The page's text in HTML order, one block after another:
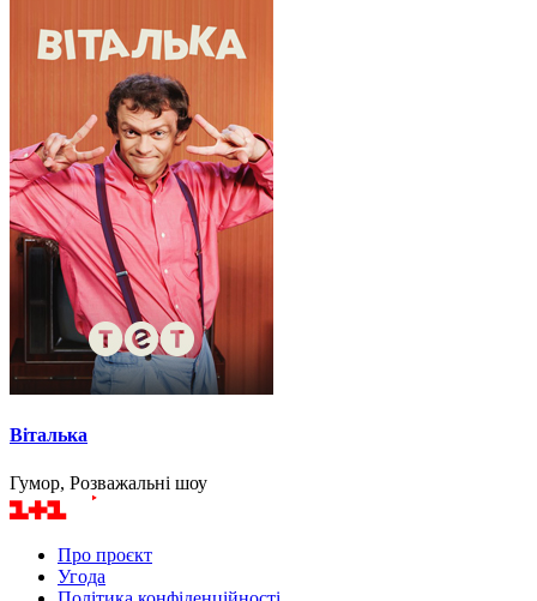
Віталька
Гумор, Розважальні шоу
Про проєкт
Угода